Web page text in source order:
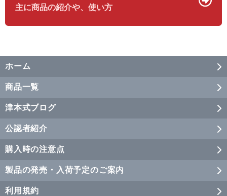
主に商品の紹介や、使い方
ホーム
商品一覧
津本式ブログ
公認者紹介
購入時の注意点
製品の発売・入荷予定のご案内
利用規約